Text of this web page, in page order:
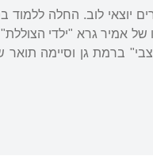
יוצאי לוב. החלה ללמוד
ברמת גן וסיימה תואר